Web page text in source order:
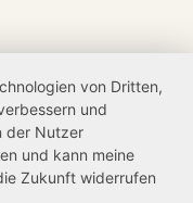
von Dritten,
und
der Nutzer
und kann meine
Zukunft widerrufen